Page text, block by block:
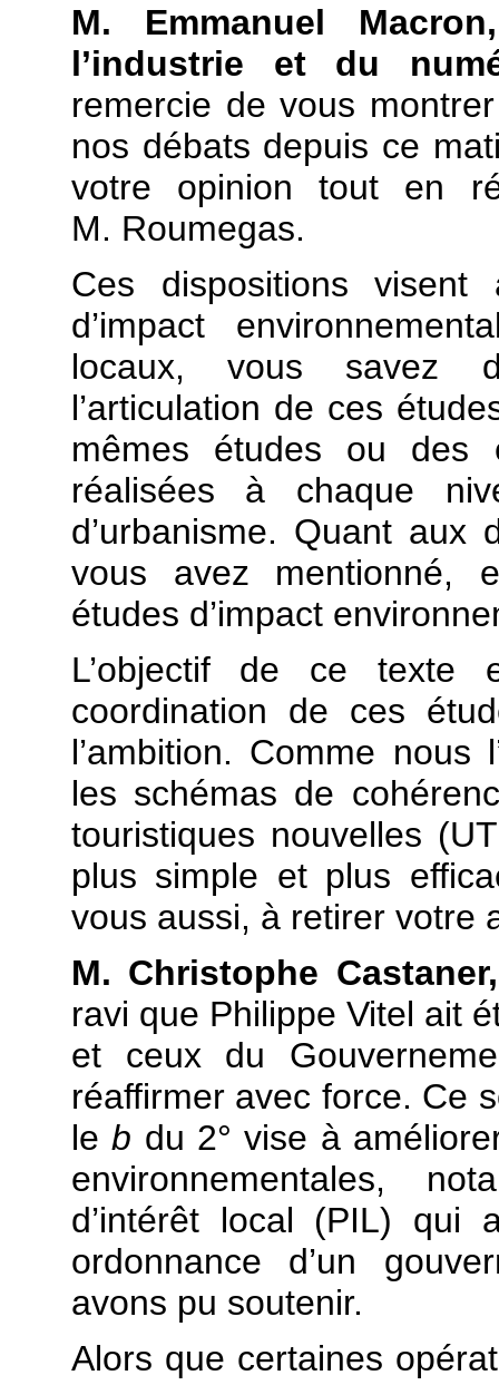
M. Emmanuel
l’industrie et du
remercie de vous
nos débats depuis ce
votre opinion tout en
M. Roumegas.
Ces dispositions
d’impact
locaux, vous savez
l’articulation de ces
mêmes études ou des
réalisées à chaque
d’urbanisme. Quant aux
vous avez mentionné,
études d’impact
L’objectif de ce texte
coordination de ces
l’ambition. Comme nous
les schémas de
touristiques nouvelles
plus simple et plus
vous aussi, à retirer votre
M. Christophe
ravi que Philippe Vitel ait
et ceux du
réaffirmer avec force. Ce
leb du 2° vise à
environnementales,
d’intérêt local (PIL) qui
ordonnance d’un
avons pu soutenir.
Alors que certaines